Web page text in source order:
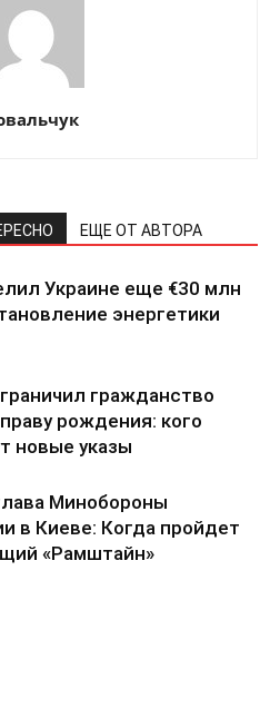
ЕЩЕ ОТ АВТОРА
Украине еще €30 млн
энергетики
гражданство
рождения: кого
новые указы
Минобороны
в Киеве: Когда пройдет
«Рамштайн»